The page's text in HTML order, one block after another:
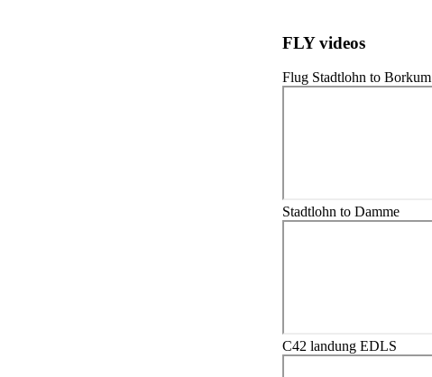
FLY videos
Flug Stadtlohn to Borkum
Stadtlohn to Damme
C42 landung EDLS